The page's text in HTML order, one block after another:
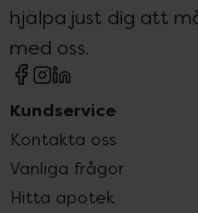
hjälpa just dig att
med oss.
Kundservice
Kontakta oss
Vanliga frågor
Hitta apotek